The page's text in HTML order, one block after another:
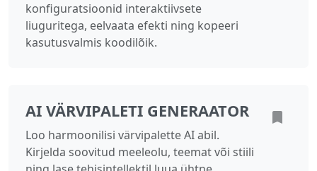
konfiguratsioonid interaktiivsete
liuguritega, eelvaata efekti ning kopeeri
kasutusvalmis koodilõik.
AI VÄRVIPALETI GENERAATOR
Loo harmoonilisi värvipalette AI abil.
Kirjelda soovitud meeleolu, teemat või stiili